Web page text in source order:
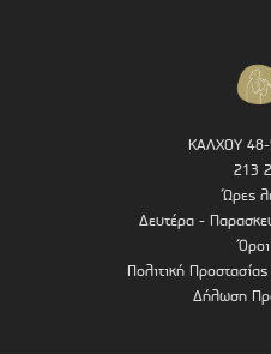
ΚΑΛΧΟΥ 48-
213
Ώρες
Δευτέρα -
Πολιτική
Δήλωση